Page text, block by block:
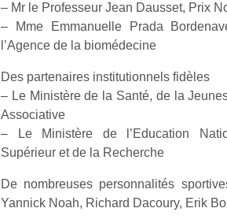
– Mr le Professeur Jean Dausset, Prix
– Mme Emmanuelle Prada
l’Agence de la biomédecine
Des partenaires institutionnels fidèles
– Le Ministère de la Santé, de la
Associative
– Le Ministère de l’Education
Supérieur et de la Recherche
De nombreuses personnalités
Yannick Noah, Richard Dacoury, Erik